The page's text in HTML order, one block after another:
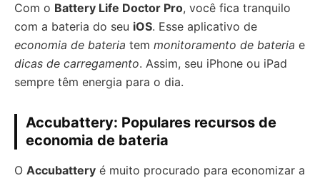
Com o Battery Life Doctor Pro, você fica tranquilo
com a bateria do seu iOS. Esse aplicativo de
economia de bateria tem monitoramento de bateria e
dicas de carregamento. Assim, seu iPhone ou iPad
sempre têm energia para o dia.
Accubattery: Populares recursos de
economia de bateria
O Accubattery é muito procurado para economizar a